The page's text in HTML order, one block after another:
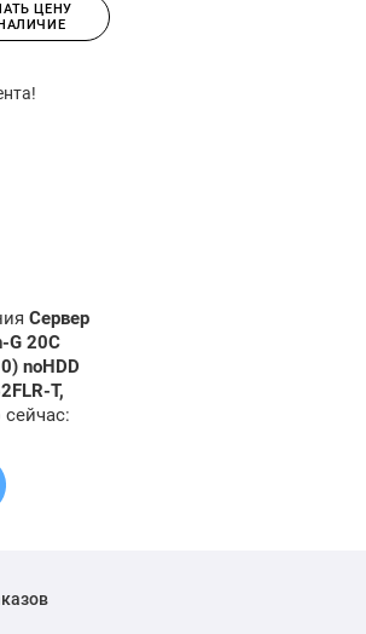
ЦЕНУ
Сервер
G 20C
noHDD
T,